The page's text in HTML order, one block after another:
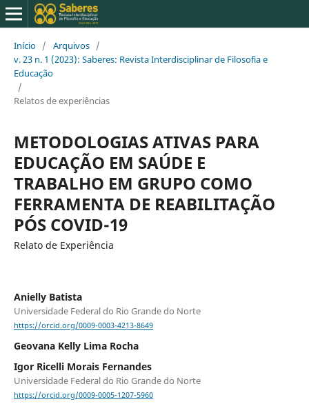
Início / Arquivos /
v. 23 n. 1 (2023): Saberes: Revista Interdisciplinar de Filosofia e
Educação
/
Relatos de experiências
METODOLOGIAS ATIVAS PARA
EDUCAÇÃO EM SAÚDE E
TRABALHO EM GRUPO COMO
FERRAMENTA DE REABILITAÇÃO
PÓS COVID-19
Relato de Experiência
Anielly Batista
Universidade Federal do Rio Grande do Norte
https://orcid.org/0009-0003-4213-8649
Geovana Kelly Lima Rocha
Igor Ricelli Morais Fernandes
Universidade Federal do Rio Grande do Norte
https://orcid.org/0009-0005-1207-5960